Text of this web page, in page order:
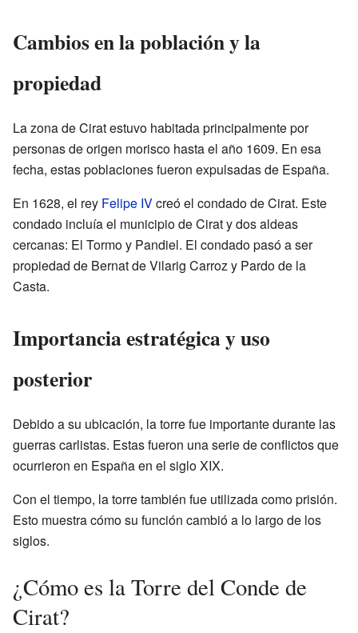
Cambios en la población y la
propiedad
La zona de Cirat estuvo habitada principalmente por
personas de origen morisco hasta el año 1609. En esa
fecha, estas poblaciones fueron expulsadas de España.
En 1628, el rey Felipe IVcreó el condado de Cirat. Este
condado incluía el municipio de Cirat y dos aldeas
cercanas: El Tormo y Pandiel. El condado pasó a ser
propiedad de Bernat de Vilarig Carroz y Pardo de la
Casta.
Importancia estratégica y uso
posterior
Debido a su ubicación, la torre fue importante durante las
guerras carlistas. Estas fueron una serie de conflictos que
ocurrieron en España en el siglo XIX.
Con el tiempo, la torre también fue utilizada como prisión.
Esto muestra cómo su función cambió a lo largo de los
siglos.
¿Cómo es la Torre del Conde de
Cirat?